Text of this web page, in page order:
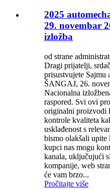
2025
29. novembar
izložba
od strane
Dragi prijatelji,
prisustvujete Sajmu
ŠANGAJ, 26.
Nacionalna
raspored. Svi ovi
originalni proizvodi
kontrole kvaliteta
usklađenost s
bismo olakšali upite
kupci nas mogu
kanala, uključujući
kompanije, web
će vam brzo...
Pročitajte više